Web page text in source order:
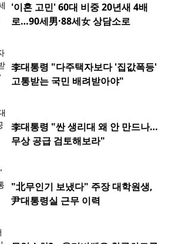
'이혼 고민' 60대 비중 20년새 4배
로…90세男·88세女 상담소로
李대통령 "다주택자보다 '집값폭등'
고통받는 국민 배려받아야"
李대통령 "싼 생리대 왜 안 만드나…
무상 공급 검토해보라"
"北무인기 보냈다" 주장 대학원생,
尹대통령실 근무 이력